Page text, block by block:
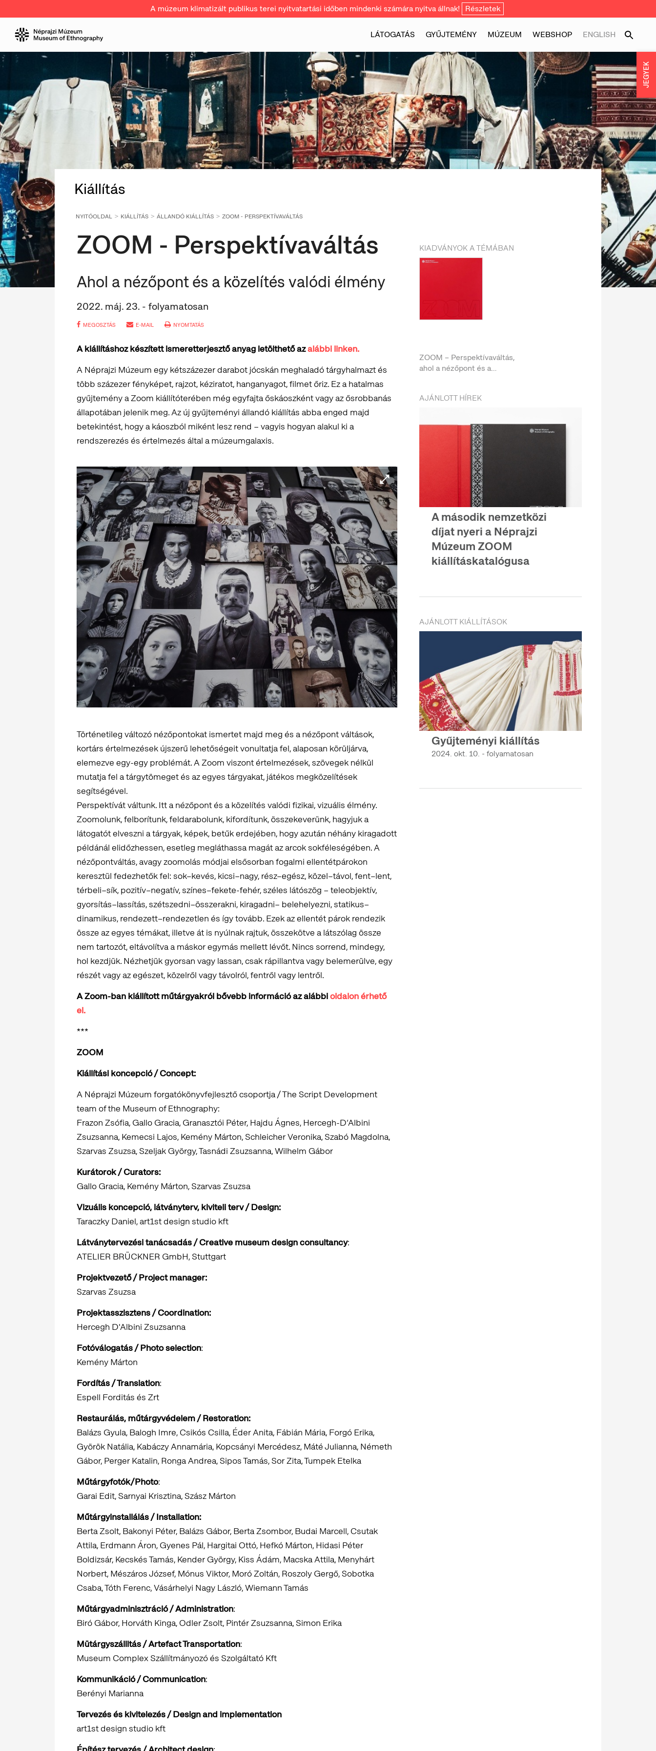
A múzeum klimatizált publikus terei nyitvatartási időben mindenki számára nyitva állnak! Részletek
LÁTOGATÁS GYŰJTEMÉNY MÚZEUM WEBSHOP ENGLISH
Kiállítás
NYITÓOLDAL KIÁLLÍTÁS ÁLLANDÓ KIÁLLÍTÁS ZOOM - PERSPEKTÍVAVÁLTÁS
ZOOM - Perspektívaváltás
Ahol a nézőpont és a közelítés valódi élmény
2022. máj. 23. - folyamatosan
MEGOSZTÁS E-MAIL NYOMTATÁS
A kiállításhoz készített ismeretterjesztő anyag letölthető azalábbi linken.
A Néprajzi Múzeum egy kétszázezer darabot jócskán meghaladó tárgyhalmazt és
több százezer fényképet, rajzot, kéziratot, hanganyagot, filmet őriz. Ez a hatalmas
gyűjtemény a Zoom kiállítóterében még egyfajta őskáoszként vagy az ősrobbanás
állapotában jelenik meg. Az új gyűjteményi állandó kiállítás abba enged majd
betekintést, hogy a káoszból miként lesz rend – vagyis hogyan alakul ki a
rendszerezés és értelmezés által a múzeumgalaxis.
Történetileg változó nézőpontokat ismertet majd meg és a nézőpont váltások,
kortárs értelmezések újszerű lehetőségeit vonultatja fel, alaposan körüljárva,
elemezve egy-egy problémát. A Zoom viszont értelmezések, szövegek nélkül
mutatja fel a tárgytömeget és az egyes tárgyakat, játékos megközelítések
segítségével.
Perspektívát váltunk. Itt a nézőpont és a közelítés valódi fizikai, vizuális élmény.
Zoomolunk, felborítunk, feldarabolunk, kifordítunk, összekeverünk, hagyjuk a
látogatót elveszni a tárgyak, képek, betűk erdejében, hogy azután néhány kiragadott
példánál elidőzhessen, esetleg megláthassa magát az arcok sokféleségében. A
nézőpontváltás, avagy zoomolás módjai elsősorban fogalmi ellentétpárokon
keresztül fedezhetők fel: sok–kevés, kicsi–nagy, rész–egész, közel–távol, fent–lent,
térbeli–sík, pozitív–negatív, színes–fekete-fehér, széles látószög – teleobjektív,
gyorsítás–lassítás, szétszedni–összerakni, kiragadni– belehelyezni, statikus–
dinamikus, rendezett–rendezetlen és így tovább. Ezek az ellentét párok rendezik
össze az egyes témákat, illetve át is nyúlnak rajtuk, összekötve a látszólag össze
nem tartozót, eltávolítva a máskor egymás mellett lévőt. Nincs sorrend, mindegy,
hol kezdjük. Nézhetjük gyorsan vagy lassan, csak rápillantva vagy belemerülve, egy
részét vagy az egészet, közelről vagy távolról, fentről vagy lentről.
A Zoom-ban kiállított műtárgyakról bővebb információ az alábbioldalon érhető
el.
***
ZOOM
Kiállítási koncepció / Concept:
A Néprajzi Múzeum forgatókönyvfejlesztő csoportja / The Script Development
team of the Museum of Ethnography:
Frazon Zsófia, Gallo Gracia, Granasztói Péter, Hajdu Ágnes, Hercegh-D’Albini
Zsuzsanna, Kemecsi Lajos, Kemény Márton, Schleicher Veronika, Szabó Magdolna,
Szarvas Zsuzsa, Szeljak György, Tasnádi Zsuzsanna, Wilhelm Gábor
Kurátorok / Curators:
Gallo Gracia, Kemény Márton, Szarvas Zsuzsa
Vizuális koncepció, látványterv, kiviteli terv / Design:
Taraczky Daniel, art1st design studio kft
Látványtervezési tanácsadás / Creative museum design consultancy:
ATELIER BRÜCKNER GmbH, Stuttgart
Projektvezető / Project manager:
Szarvas Zsuzsa
Projektasszisztens / Coordination:
Hercegh D'Albini Zsuzsanna
Fotóválogatás / Photo selection:
Kemény Márton
Fordítás / Translation:
Espell Forditás és Zrt
Restaurálás, műtárgyvédelem / Restoration:
Balázs Gyula, Balogh Imre, Csikós Csilla, Éder Anita, Fábián Mária, Forgó Erika,
Györök Natália, Kabáczy Annamária, Kopcsányi Mercédesz, Máté Julianna, Németh
Gábor, Perger Katalin, Ronga Andrea, Sipos Tamás, Sor Zita, Tumpek Etelka
Műtárgyfotók/Photo:
Garai Edit, Sarnyai Krisztina, Szász Márton
Műtárgyinstallálás / Installation:
Berta Zsolt, Bakonyi Péter, Balázs Gábor, Berta Zsombor, Budai Marcell, Csutak
Attila, Erdmann Áron, Gyenes Pál, Hargitai Ottó, Hefkó Márton, Hidasi Péter
Boldizsár, Kecskés Tamás, Kender György, Kiss Ádám, Macska Attila, Menyhárt
Norbert, Mészáros József, Mónus Viktor, Moró Zoltán, Roszoly Gergő, Sobotka
Csaba, Tóth Ferenc, Vásárhelyi Nagy László, Wiemann Tamás
Műtárgyadminisztráció / Administration:
Biró Gábor, Horváth Kinga, Odler Zsolt, Pintér Zsuzsanna, Simon Erika
Mūtárgyszállitás / Artefact Transportation:
Museum Complex Szállítmányozó és Szolgáltató Kft
Kommunikáció / Communication:
Berényi Marianna
Tervezés és kivitelezés / Design and implementation
art1st design studio kft
KIADVÁNYOK A TÉMÁBAN
ZOOM – Perspektívaváltás,
ahol a nézőpont és a
AJÁNLOTT HÍREK
A második nemzetközi
díjat nyeri a Néprajzi
Múzeum ZOOM
kiállításkatalógusa
AJÁNLOTT KIÁLLÍTÁSOK
Gyűjteményi kiállítás
2024. okt. 10. - folyamatosan
JEGYEK